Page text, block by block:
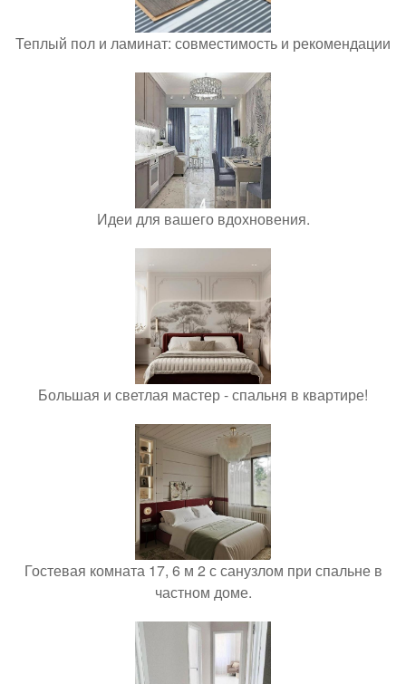
Теплый пол и ламинат: совместимость и рекомендации
Идеи для вашего вдохновения.
Большая и светлая мастер - спальня в квартире!
Гостевая комната 17, 6 м 2 с санузлом при спальне в
частном доме.